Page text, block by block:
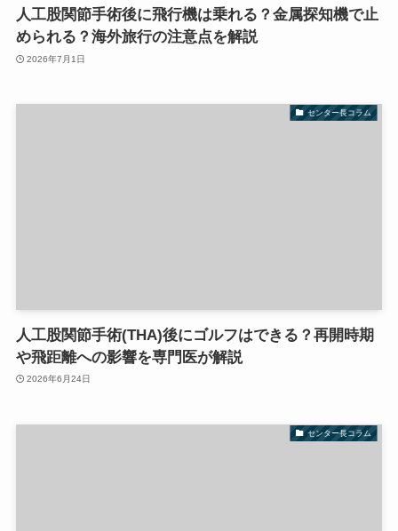
人工股関節手術後に飛行機は乗れる？金属探知機で止
められる？海外旅行の注意点を解説
2026年7月1日
センター長コラム
人工股関節手術(THA)後にゴルフはできる？再開時期
や飛距離への影響を専門医が解説
2026年6月24日
センター長コラム